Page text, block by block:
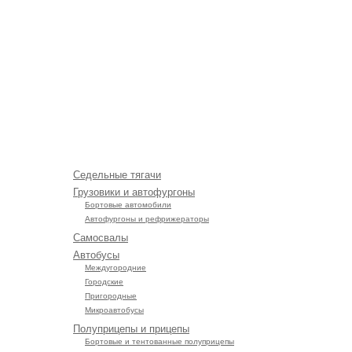
Седельные тягачи
Грузовики и автофургоны
Бортовые автомобили
Автофургоны и рефрижераторы
Самосвалы
Автобусы
Междугородние
Городские
Пригородные
Микроавтобусы
Полуприцепы и прицепы
Бортовые и тентованные полуприцепы